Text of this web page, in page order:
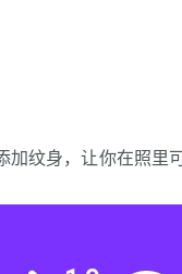
纹身，让你在照